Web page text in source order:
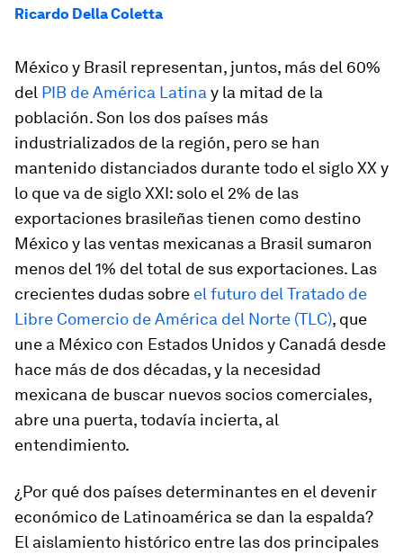
Ricardo Della Coletta
México y Brasil representan, juntos, más del 60%
del PIB de América Latina y la mitad de la
población. Son los dos países más
industrializados de la región, pero se han
mantenido distanciados durante todo el siglo XX y
lo que va de siglo XXI: solo el 2% de las
exportaciones brasileñas tienen como destino
México y las ventas mexicanas a Brasil sumaron
menos del 1% del total de sus exportaciones. Las
crecientes dudas sobre el futuro del Tratado de
Libre Comercio de América del Norte (TLC), que
une a México con Estados Unidos y Canadá desde
hace más de dos décadas, y la necesidad
mexicana de buscar nuevos socios comerciales,
abre una puerta, todavía incierta, al
entendimiento.
¿Por qué dos países determinantes en el devenir
económico de Latinoamérica se dan la espalda?
El aislamiento histórico entre las dos principales